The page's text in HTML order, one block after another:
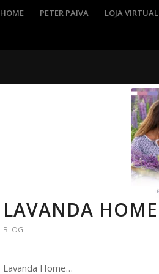
HOME PETER PAIVA LOJA VIRTUAL
LAVANDA HOME
BLOG
Lavanda Home…